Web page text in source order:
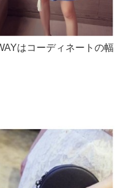
はコーディネートの幅